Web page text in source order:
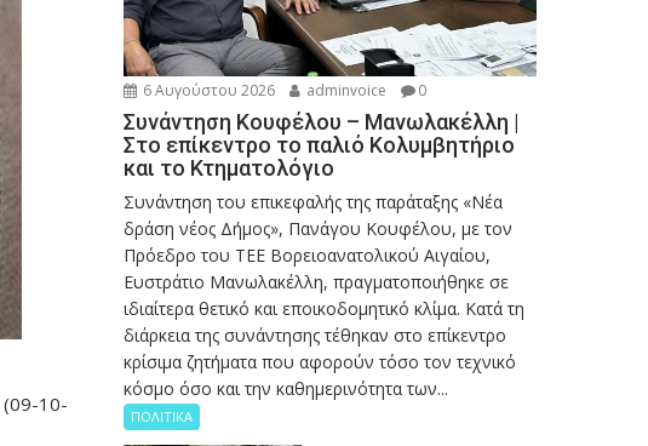
(09-10-
6 Αυγούστου 2026 adminvoice 0
Συνάντηση Κουφέλου – Μανωλακέλλη |
Στο επίκεντρο το παλιό Κολυμβητήριο
και το Κτηματολόγιο
Συνάντηση του επικεφαλής της παράταξης «Νέα
δράση νέος Δήμος», Πανάγου Κουφέλου, με τον
Πρόεδρο του ΤΕΕ Βορειοανατολικού Αιγαίου,
Ευστράτιο Μανωλακέλλη, πραγματοποιήθηκε σε
ιδιαίτερα θετικό και εποικοδομητικό κλίμα. Κατά τη
διάρκεια της συνάντησης τέθηκαν στο επίκεντρο
κρίσιμα ζητήματα που αφορούν τόσο τον τεχνικό
κόσμο όσο και την καθημερινότητα των...
ΠΟΛΙΤΙΚΑ